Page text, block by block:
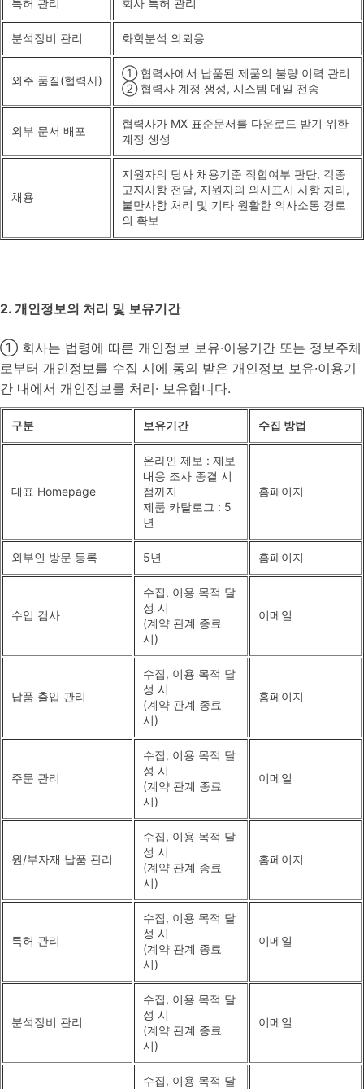
특허 관리 회사 특허 관리
분석장비 관리 화학분석 의뢰용
외주 품질(협력사)
① 협력사에서 납품된 제품의 불량 이력 관리
② 협력사 계정 생성, 시스템 메일 전송
외부 문서 배포
협력사가 MX 표준문서를 다운로드 받기 위한
계정 생성
채용
지원자의 당사 채용기준 적합여부 판단, 각종
고지사항 전달, 지원자의 의사표시 사항 처리,
불만사항 처리 및 기타 원활한 의사소통 경로
의 확보
2. 개인정보의 처리 및 보유기간
① 회사는 법령에 따른 개인정보 보유·이용기간 또는 정보주체
로부터 개인정보를 수집 시에 동의 받은 개인정보 보유·이용기
간 내에서 개인정보를 처리· 보유합니다.
구분 보유기간 수집 방법
대표 Homepage
온라인 제보 : 제보
내용 조사 종결 시
점까지
제품 카탈로그 : 5
년
홈페이지
외부인 방문 등록 5년 홈페이지
수입 검사
수집, 이용 목적 달
성 시
(계약 관계 종료
시)
이메일
납품 출입 관리
수집, 이용 목적 달
성 시
(계약 관계 종료
시)
홈페이지
주문 관리
수집, 이용 목적 달
성 시
(계약 관계 종료
시)
이메일
원/부자재 납품 관리
수집, 이용 목적 달
성 시
(계약 관계 종료
시)
홈페이지
특허 관리
수집, 이용 목적 달
성 시
(계약 관계 종료
시)
이메일
분석장비 관리
수집, 이용 목적 달
성 시
(계약 관계 종료
시)
이메일
수집, 이용 목적 달